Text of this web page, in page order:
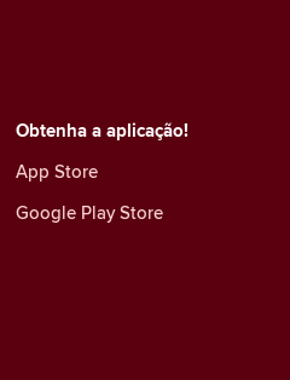
Obtenha a aplicação!
App Store
Google Play Store